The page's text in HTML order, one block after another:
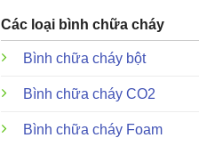
Các loại bình chữa cháy
Bình chữa cháy bột
Bình chữa cháy CO2
Bình chữa cháy Foam